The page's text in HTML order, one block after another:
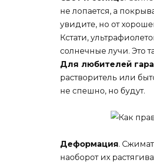
не лопается, а
увидите, но от
Кстати,
солнечные лучи. Это
Для любителей
растворитель или
не спешно, но будут.
Деформация.
наоборот их